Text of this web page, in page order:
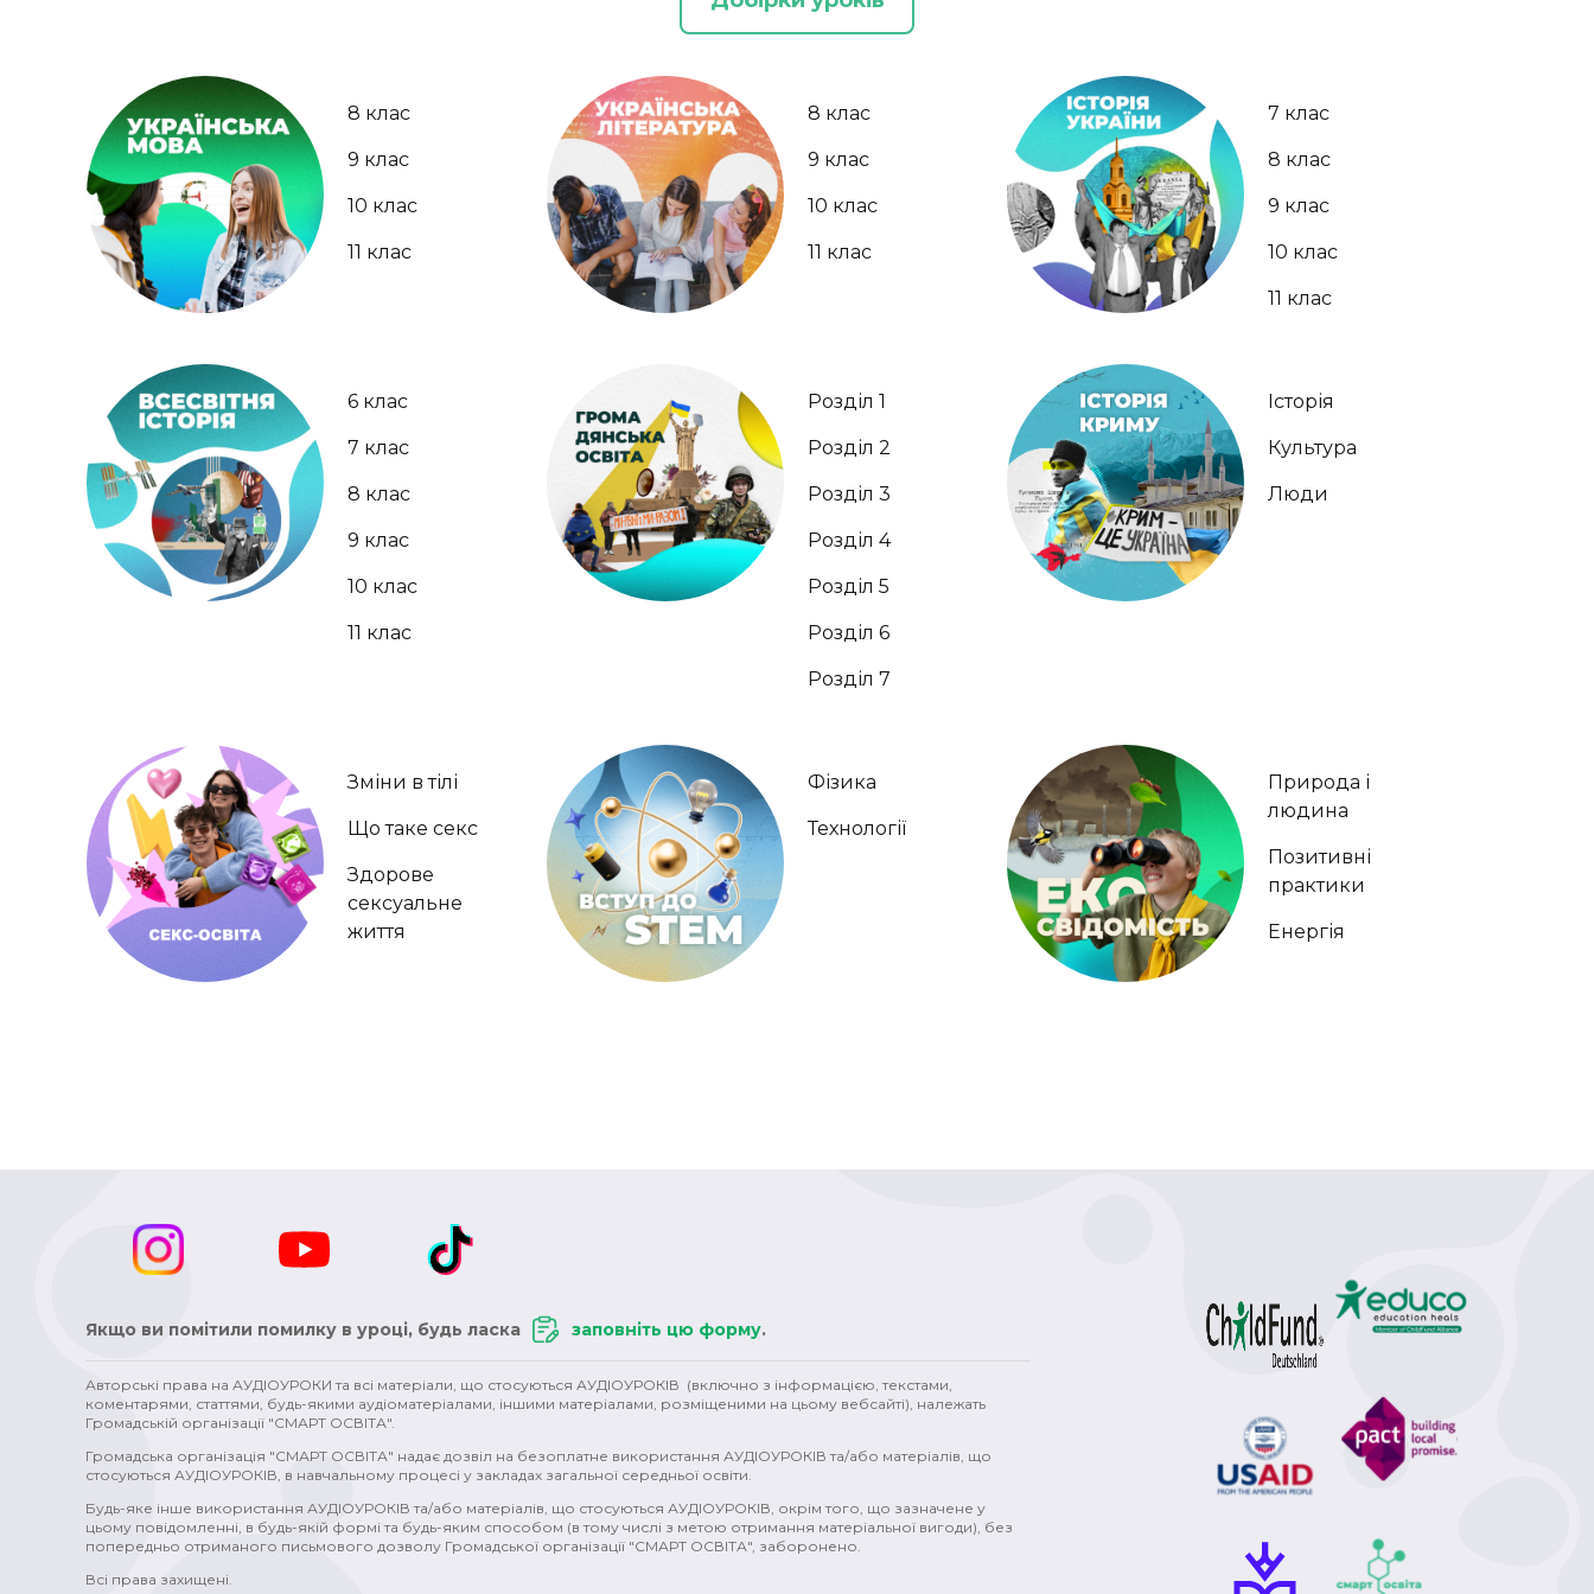
8 клас
9 клас
10 клас
11 клас
8 клас
9 клас
10 клас
11 клас
7 клас
8 клас
9 клас
10 клас
11 клас
6 клас
7 клас
8 клас
9 клас
10 клас
11 клас
Розділ 1
Розділ 2
Розділ 3
Розділ 4
Розділ 5
Розділ 6
Розділ 7
Історія
Культура
Люди
Зміни в тілі
Що таке секс
Здорове
сексуальне
життя
Фізика
Технології
Природа і
людина
Позитивні
практики
Енергія
Якщо ви помітили помилку в уроці, будь ласка заповніть цю форму.
Авторські права на АУДІОУРОКИ та всі матеріали, що стосуються АУДІОУРОКІВ (включно з інформацією, текстами,
коментарями, статтями, будь-якими аудіоматеріалами, іншими матеріалами, розміщеними на цьому вебсайті), належать
Громадській організації "СМАРТ ОСВІТА".
Громадська організація "СМАРТ ОСВІТА" надає дозвіл на безоплатне використання АУДІОУРОКІВ та/або матеріалів, що
стосуються АУДІОУРОКІВ, в навчальному процесі у закладах загальної середньої освіти.
Будь-яке інше використання АУДІОУРОКІВ та/або матеріалів, що стосуються АУДІОУРОКІВ, окрім того, що зазначене у
цьому повідомленні, в будь-якій формі та будь-яким способом (в тому числі з метою отримання матеріальної вигоди), без
попередньо отриманого письмового дозволу Громадської організації "СМАРТ ОСВІТА", заборонено.
Всі права захищені.